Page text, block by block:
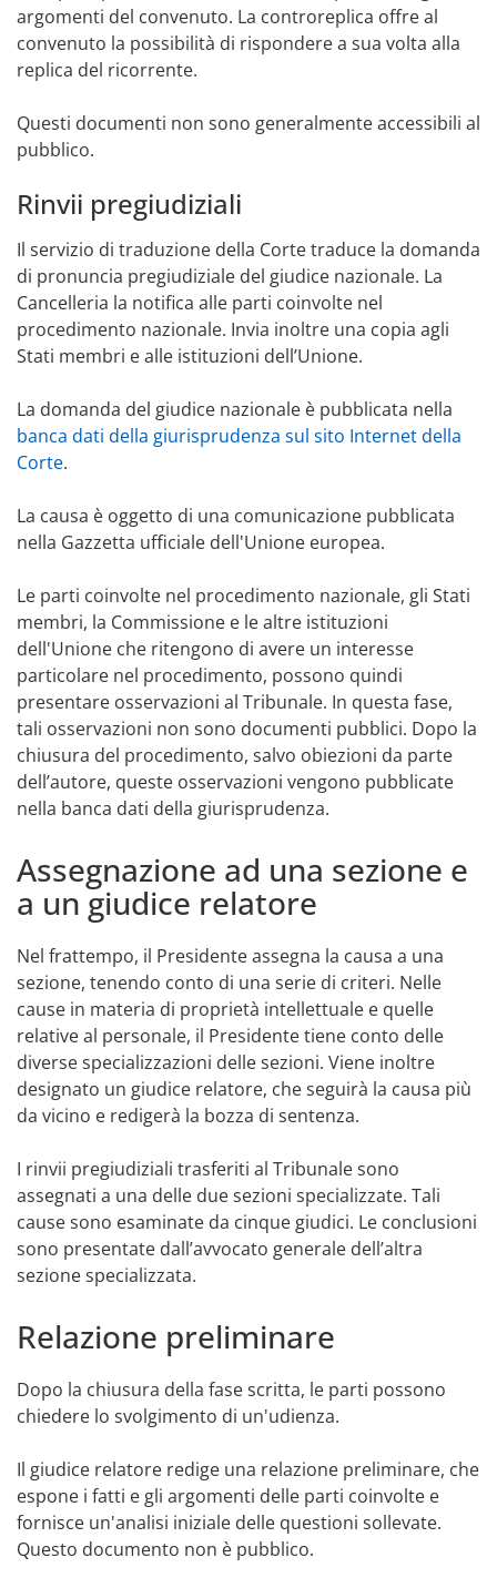
argomenti del convenuto. La controreplica offre al
convenuto la possibilità di rispondere a sua volta alla
replica del ricorrente.
Questi documenti non sono generalmente accessibili al
pubblico.
Rinvii pregiudiziali
Il servizio di traduzione della Corte traduce la domanda
di pronuncia pregiudiziale del giudice nazionale. La
Cancelleria la notifica alle parti coinvolte nel
procedimento nazionale. Invia inoltre una copia agli
Stati membri e alle istituzioni dell’Unione.
La domanda del giudice nazionale è pubblicata nella
banca dati della giurisprudenza sul sito Internet della
Corte.
La causa è oggetto di una comunicazione pubblicata
nella Gazzetta ufficiale dell'Unione europea.
Le parti coinvolte nel procedimento nazionale, gli Stati
membri, la Commissione e le altre istituzioni
dell'Unione che ritengono di avere un interesse
particolare nel procedimento, possono quindi
presentare osservazioni al Tribunale. In questa fase,
tali osservazioni non sono documenti pubblici. Dopo la
chiusura del procedimento, salvo obiezioni da parte
dell’autore, queste osservazioni vengono pubblicate
nella banca dati della giurisprudenza.
Assegnazione ad una sezione e
a un giudice relatore
Nel frattempo, il Presidente assegna la causa a una
sezione, tenendo conto di una serie di criteri. Nelle
cause in materia di proprietà intellettuale e quelle
relative al personale, il Presidente tiene conto delle
diverse specializzazioni delle sezioni. Viene inoltre
designato un giudice relatore, che seguirà la causa più
da vicino e redigerà la bozza di sentenza.
I rinvii pregiudiziali trasferiti al Tribunale sono
assegnati a una delle due sezioni specializzate. Tali
cause sono esaminate da cinque giudici. Le conclusioni
sono presentate dall’avvocato generale dell’altra
sezione specializzata.
Relazione preliminare
Dopo la chiusura della fase scritta, le parti possono
chiedere lo svolgimento di un'udienza.
Il giudice relatore redige una relazione preliminare, che
espone i fatti e gli argomenti delle parti coinvolte e
fornisce un'analisi iniziale delle questioni sollevate.
Questo documento non è pubblico.